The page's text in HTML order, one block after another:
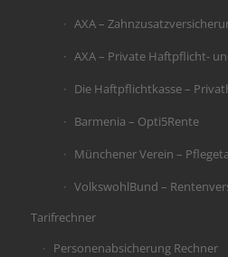
AXA –
AXA – Private Haftpflicht-
Die Haftpflichtkasse –
Barmenia – Opti5Rente
Münchener Verein –
VolkswohlBund –
Tarifrechner
Personenabsicherung Rechner